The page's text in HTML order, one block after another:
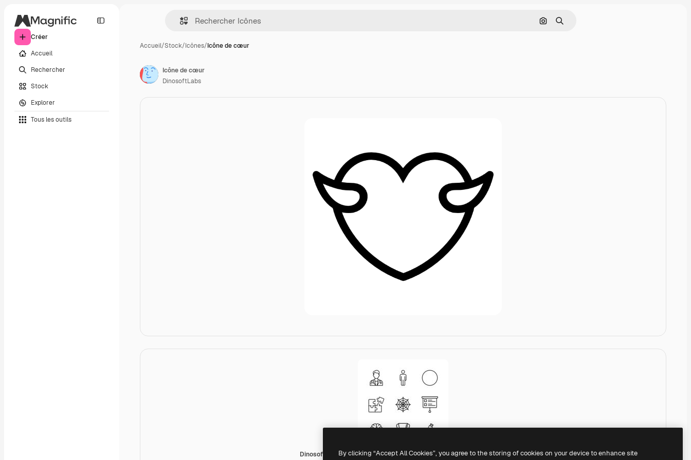
Créer
Accueil
Rechercher
Stock
Explorer
Tous les outils
Rechercher par image
Rechercher
Accueil/Stock/Icônes/Icône de cœur
Dinosoft Lineal
Icône de cœur
DinosoftLabs
By clicking “Accept All Cookies”, you agree to the storing of cookies on your device to enhance site